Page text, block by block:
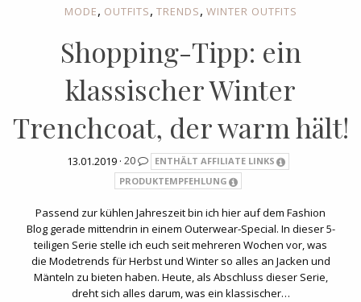
MODE, OUTFITS, TRENDS, WINTER OUTFITS
Shopping-Tipp: ein
klassischer Winter
Trenchcoat, der warm hält!
13.01.2019 · 20
ENTHÄLT AFFILIATE LINKS
PRODUKTEMPFEHLUNG
Passend zur kühlen Jahreszeit bin ich hier auf dem Fashion
Blog gerade mittendrin in einem Outerwear-Special. In dieser 5-
teiligen Serie stelle ich euch seit mehreren Wochen vor, was
die Modetrends für Herbst und Winter so alles an Jacken und
Mänteln zu bieten haben. Heute, als Abschluss dieser Serie,
dreht sich alles darum, was ein klassischer…